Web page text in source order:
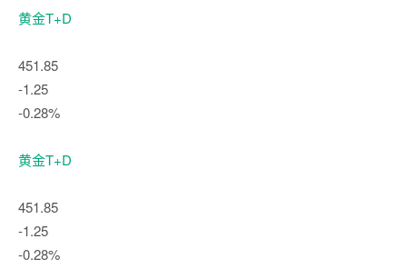
黄金T+D
451.85
-1.25
-0.28%
黄金T+D
451.85
-1.25
-0.28%